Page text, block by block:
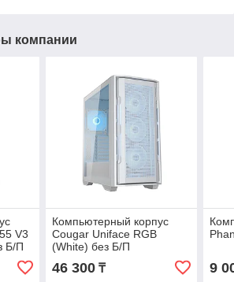
компании
V3
Б/П
Компьютерный корпус
Cougar Uniface RGB
(White) без Б/П
46 300₸ 9